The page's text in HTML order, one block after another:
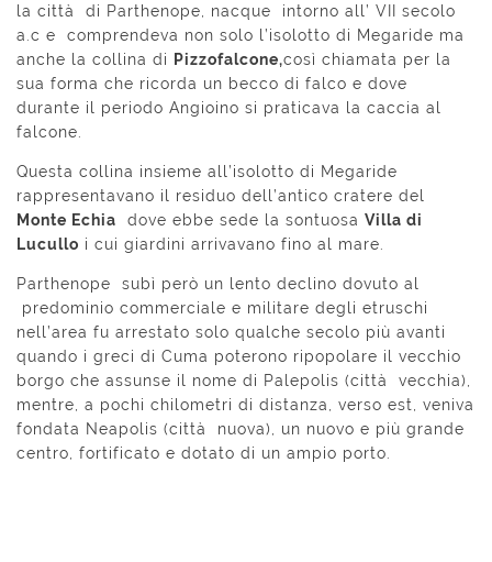
la città di Parthenope, nacque intorno all’ VII secolo
a.c e comprendeva non solo l’isolotto di Megaride ma
anche la collina di
Pizzofalcone,così chiamata per la
sua forma che ricorda un becco di falco e dove
durante il periodo Angioino si praticava la caccia al
falcone.
Questa collina insieme all’isolotto di Megaride
rappresentavano il residuo dell’antico cratere del
Monte Echia dove ebbe sede la sontuosa Villa di
Lucullo i cui giardini arrivavano fino al mare.
Parthenope subì però un lento declino dovuto al
predominio commerciale e militare degli etruschi
nell’area fu arrestato solo qualche secolo più avanti
quando i greci di Cuma poterono ripopolare il vecchio
borgo che assunse il nome di Palepolis (città vecchia),
mentre, a pochi chilometri di distanza, verso est, veniva
fondata Neapolis (città nuova), un nuovo e più grande
centro, fortificato e dotato di un ampio porto.